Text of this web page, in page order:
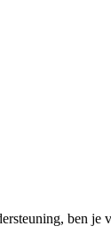
ben